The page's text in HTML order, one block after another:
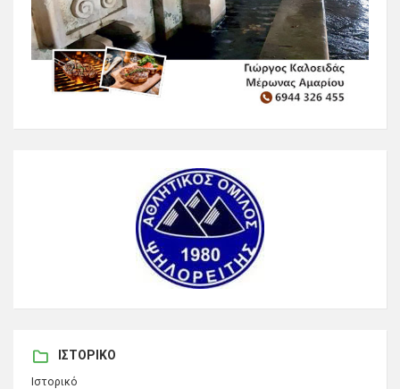
ΙΣΤΟΡΙΚΌ
Ιστορικό